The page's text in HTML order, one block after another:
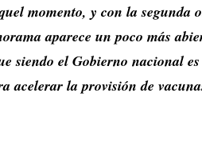
momento, y con la segunda
aparece un poco más
siendo el Gobierno nacional es
acelerar la provisión de